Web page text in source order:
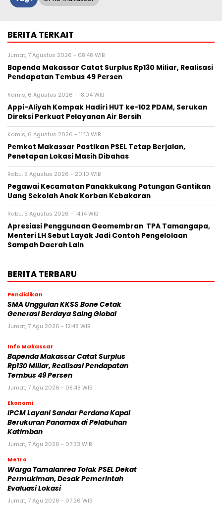
BERITA TERKAIT
Jumat, 7 Agustus 2026 - 08:48 WIB
Bapenda Makassar Catat Surplus Rp130 Miliar, Realisasi
Pendapatan Tembus 49 Persen
Kamis, 6 Agustus 2026 - 18:04 WIB
Appi-Aliyah Kompak Hadiri HUT ke-102 PDAM, Serukan
Direksi Perkuat Pelayanan Air Bersih
Kamis, 6 Agustus 2026 - 11:13 WIB
Pemkot Makassar Pastikan PSEL Tetap Berjalan,
Penetapan Lokasi Masih Dibahas
Rabu, 5 Agustus 2026 - 20:10 WIB
Pegawai Kecamatan Panakkukang Patungan Gantikan
Uang Sekolah Anak Korban Kebakaran
Rabu, 5 Agustus 2026 - 14:14 WIB
Apresiasi Penggunaan Geomembran TPA Tamangapa,
Menteri LH Sebut Layak Jadi Contoh Pengelolaan
Sampah Daerah Lain
BERITA TERBARU
Pendidikan
SMA Unggulan KKSS Bone Cetak
Generasi Berdaya Saing Global
Jumat, 7 Agu 2026 - 12:48 WIB
Info Makassar
Bapenda Makassar Catat Surplus
Rp130 Miliar, Realisasi Pendapatan
Tembus 49 Persen
Jumat, 7 Agu 2026 - 08:48 WIB
Ekonomi
IPCM Layani Sandar Perdana Kapal
Berukuran Panamax di Pelabuhan
Katimban
Jumat, 7 Agu 2026 - 07:33 WIB
Metro
Warga Tamalanrea Tolak PSEL Dekat
Permukiman, Desak Pemerintah
Evaluasi Lokasi
Jumat, 7 Agu 2026 - 07:26 WIB